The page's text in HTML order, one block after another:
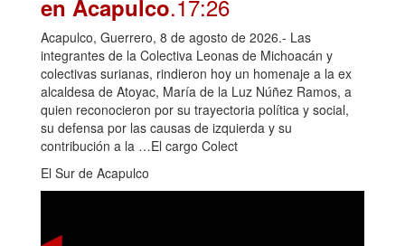
en Acapulco.17:26
Acapulco, Guerrero, 8 de agosto de 2026.- Las
integrantes de la Colectiva Leonas de Michoacán y
colectivas surianas, rindieron hoy un homenaje a la ex
alcaldesa de Atoyac, María de la Luz Núñez Ramos, a
quien reconocieron por su trayectoria política y social,
su defensa por las causas de izquierda y su
contribución a la …El cargo Colect
El Sur de Acapulco